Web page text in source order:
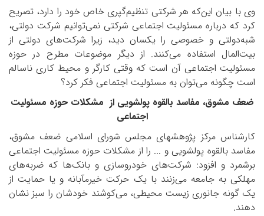
وی با بیان این‌که هر شرکتی تنظیم‌گپری خاص خود را دارد، تصریح
کرد که درباره مسئولیت اجتماعی شرکتی نمی‌توانیم شرکت دولتی،
شبه‌دولتی و خصوصی را یکسان دید، زیرا شرکت‌های دولتی از
بیت‌المال استفاده می‌کنند. از دیگر موضوعات مطرح در حوزه
مسئولیت اجتماعی آن است که وقتی کارگر و محیط کاری ناسالم
است چگونه می‌توان به مسئولیت اجتماعی فکر کرد؟
ضعف مشوق، مفاسد بالقوه پولشویی از مشکلات حوزه مسئولیت
اجتماعی
کارشناس مرکز پژوهش­های مجلس شورای اسلامی ضعف مشوق،
مفاسد بالقوه پولشویی و ... را از مشکلات حوزه مسئولیت اجتماعی
برشمرد و افزود: شرکت‌های خودروسازی و بانک‌ها که ضربه‌های
مهلکی به جامعه می‌زنند با یک حرکت خیرمآبانه و یا حمایت از
یک گونه جانوری زیست محیطی، می‌کوشند خودشان را سبز نشان
دهند.